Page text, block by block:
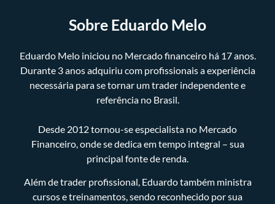
Sobre Eduardo Melo
Eduardo Melo iniciou no Mercado financeiro há 17 anos.
Durante 3 anos adquiriu com profissionais a experiência
necessária para se tornar um trader independente e
referência no Brasil.
Desde 2012 tornou-se especialista no Mercado
Financeiro, onde se dedica em tempo integral – sua
principal fonte de renda.
Além de trader profissional, Eduardo também ministra
cursos e treinamentos, sendo reconhecido por sua